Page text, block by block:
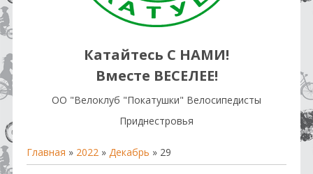
Катайтесь С НАМИ!
Вместе ВЕСЕЛЕЕ!
OO "Велоклуб "Покатушки" Велосипедисты
Приднестровья
Главная » 2022 » Декабрь » 29